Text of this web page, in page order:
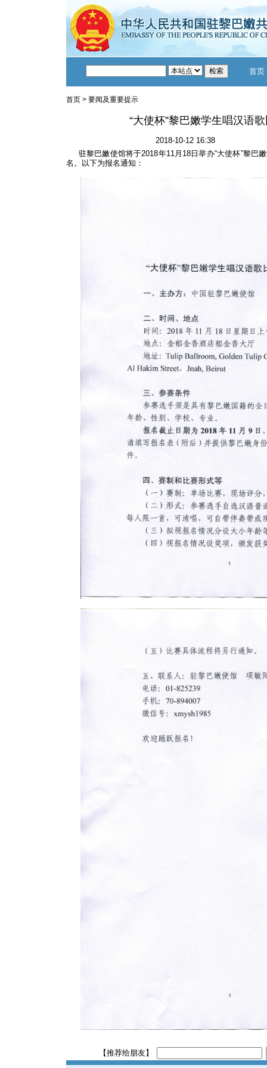
首页
首页 > 要闻及重要提示
“大使杯”黎巴嫩学生唱汉语
2018-10-12 16:38
驻黎巴嫩使馆将于2018年11月18日举办“大使杯”黎巴
名。以下为报名通知：
【推荐给朋友】